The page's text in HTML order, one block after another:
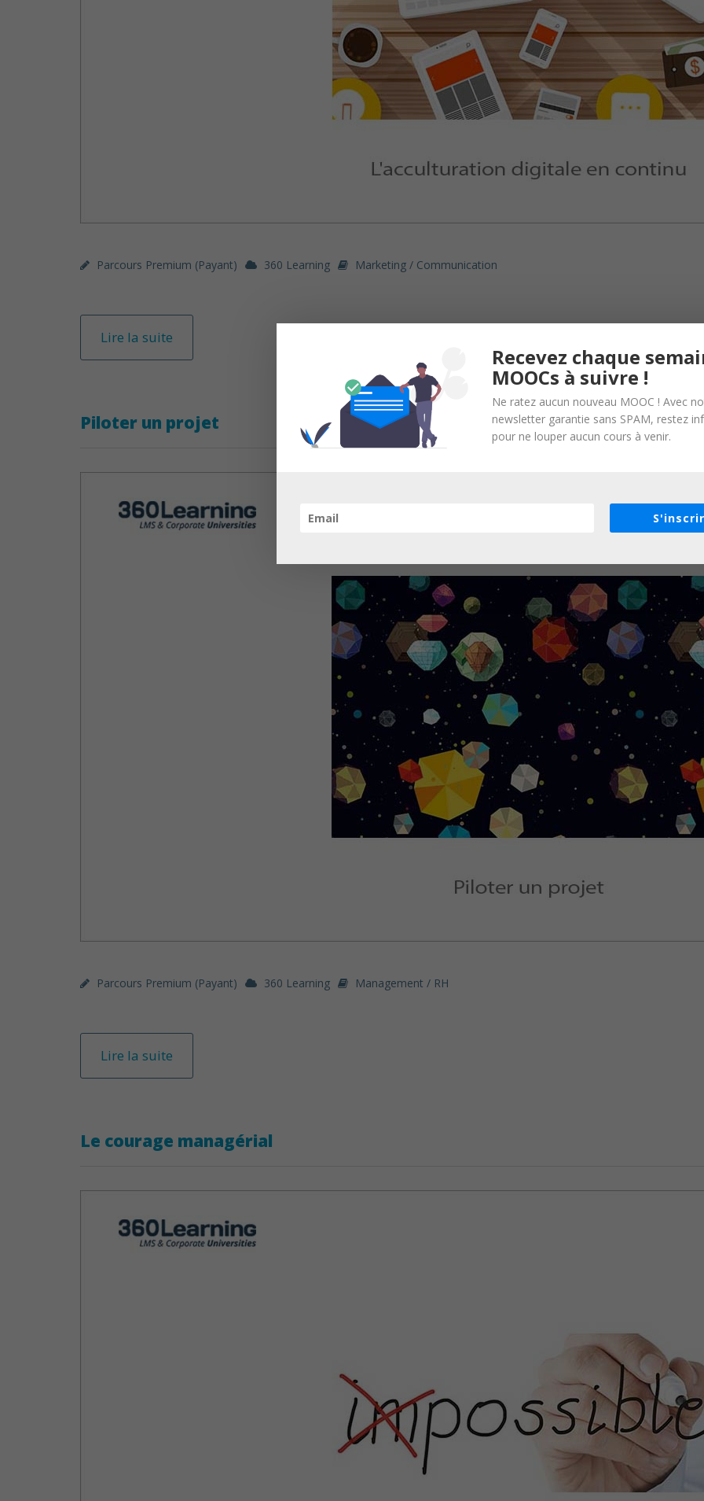
Parcours Premium (payant) 360 Learning Marketing / Communication
Lire la suite
Piloter un projet
Parcours Premium (payant) 360 Learning Management / RH
Lire la suite
Le courage managérial
Recevez chaque
MOOCs à suivre !
Ne ratez aucun nouveau MOOC ! Avec
newsletter garantie sans SPAM, restez
pour ne louper aucun cours à venir.